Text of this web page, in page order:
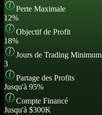
Perte Maximale
12%
Objectif de Profit
18%
Jours de Trading Minimum
3
Partage des Profits
Jusqu'à 95%
Compte Financé
Jusqu'à $300K